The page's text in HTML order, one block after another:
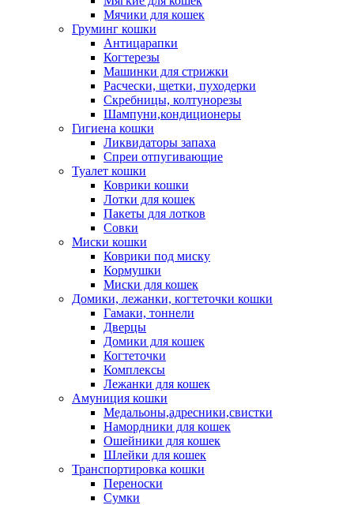
Мячики для кошек
Груминг кошки
Антицарапки
Когтерезы
Машинки для стрижки
Расчески, щетки, пуходерки
Скребницы, колтунорезы
Шампуни,кондиционеры
Гигиена кошки
Ликвидаторы запаха
Спреи отпугивающие
Туалет кошки
Коврики кошки
Лотки для кошек
Пакеты для лотков
Совки
Миски кошки
Коврики под миску
Кормушки
Миски для кошек
Домики, лежанки, когтеточки кошки
Гамаки, тоннели
Дверцы
Домики для кошек
Когтеточки
Комплексы
Лежанки для кошек
Амуниция кошки
Медальоны,адресники,свистки
Намордники для кошек
Ошейники для кошек
Шлейки для кошек
Транспортировка кошки
Переноски
Сумки